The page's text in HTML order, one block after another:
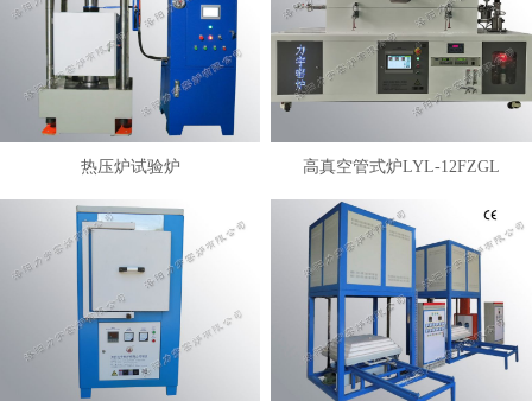
热压炉试验炉 高真空管式炉LYL-12FZGL